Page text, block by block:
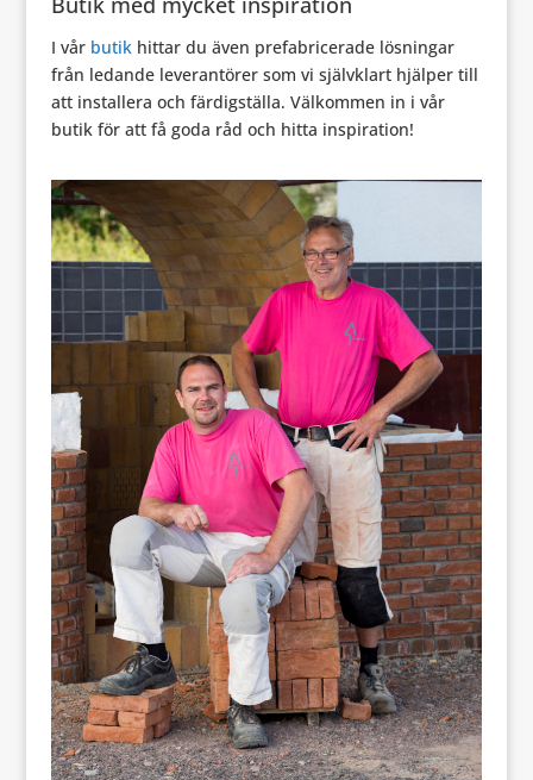
I vår butikhittar du även prefabricerade lösningar
från ledande leverantörer som vi självklart hjälper till
att installera och färdigställa. Välkommen in i vår
butik för att få goda råd och hitta inspiration!